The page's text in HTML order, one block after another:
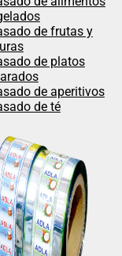
de frutas y
de platos
de aperitivos
de té